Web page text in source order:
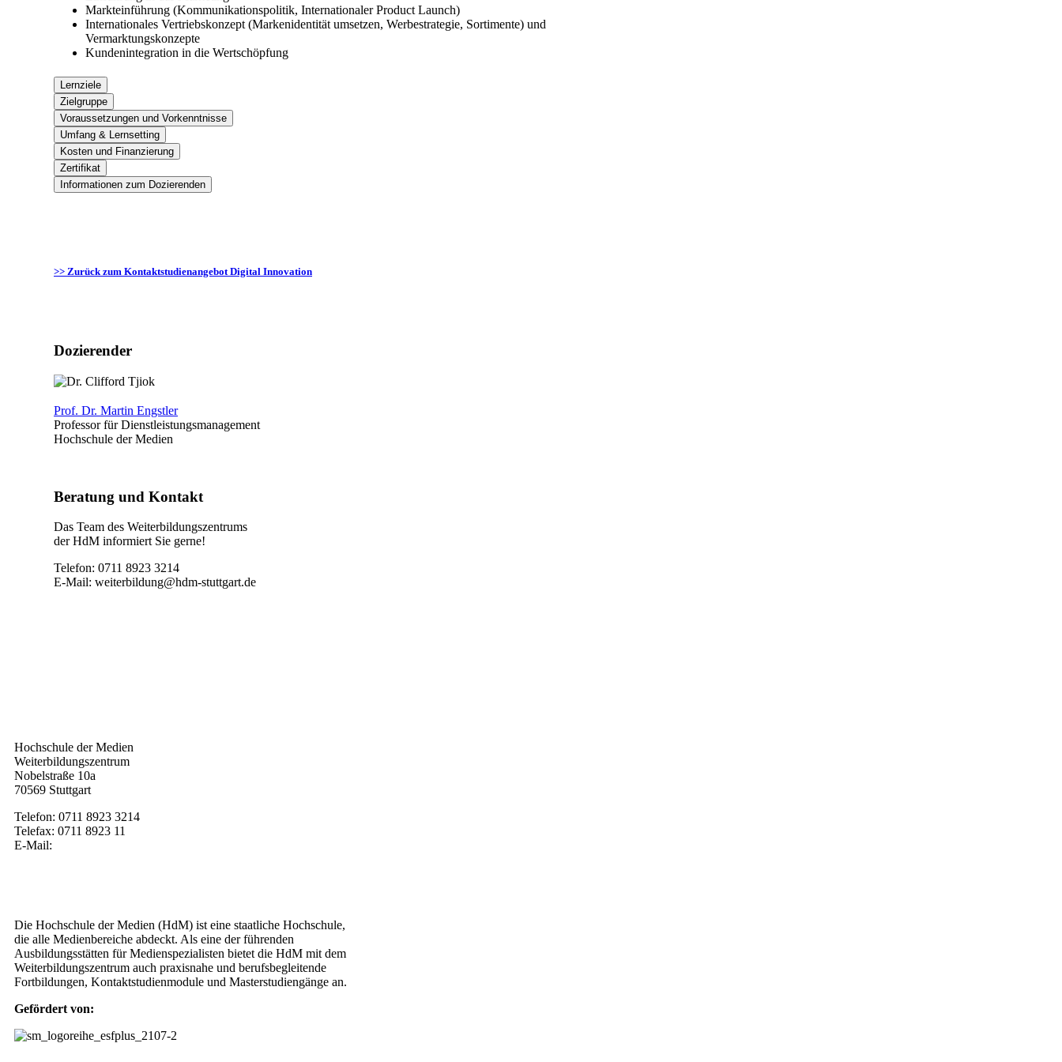
Markteinführung (Kommunikationspolitik, Internationaler Product Launch)
Internationales Vertriebskonzept (Markenidentität umsetzen, Werbestrategie, Sortimente) und
Vermarktungskonzepte
Kundenintegration in die Wertschöpfung
Lernziele
Zielgruppe
Voraussetzungen und Vorkenntnisse
Umfang & Lernsetting
Kosten und Finanzierung
Zertifikat
Informationen zum Dozierenden
>> Zurück zum Kontaktstudienangebot Digital Innovation
Dozierender
Prof. Dr. Martin Engstler
Professor für Dienstleistungsmanagement
Hochschule der Medien
Beratung und Kontakt
Das Team des Weiterbildungszentrums
der HdM informiert Sie gerne!
Telefon: 0711 8923 3214
E-Mail: weiterbildung@hdm-stuttgart.de
Hochschule der Medien
Weiterbildungszentrum
Nobelstraße 10a
70569 Stuttgart
Telefon: 0711 8923 3214
Telefax: 0711 8923 11
E-Mail:
Die Hochschule der Medien (HdM) ist eine staatliche Hochschule,
die alle Medienbereiche abdeckt. Als eine der führenden
Ausbildungsstätten für Medienspezialisten bietet die HdM mit dem
Weiterbildungszentrum auch praxisnahe und berufsbegleitende
Fortbildungen, Kontaktstudienmodule und Masterstudiengänge an.
Gefördert von: